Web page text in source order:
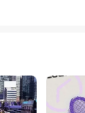
꿨던 고(故) 변희수 하
군복무를 시작한 후, 전
장을 수여받으며 군인
인정받았다. 변희수 하사
별 정체성에 대해 고민